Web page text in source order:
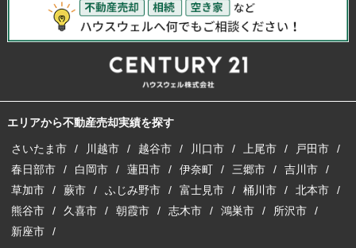
エリアから不動産売却実績を探す
さいたま市 川越市 越谷市 川口市 上尾市
戸田市
春日部市
白岡市 蓮田市 伊奈町 三郷市
吉川市
草加市
蕨市 ふじみ野市 富士見市 桶川市
北本市
熊谷市
久喜市 朝霞市 志木市 鴻巣市
所沢市
新座市